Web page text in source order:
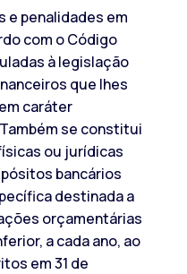
e penalidades em
com o Código
à legislação
que lhes
caráter
se constitui
ou jurídicas
bancários
destinada a
orçamentárias
a cada ano, ao
em 31 de